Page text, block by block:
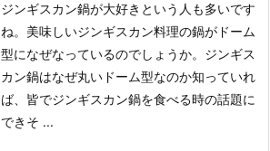
ジンギスカン鍋が大好きという人も多いです
ね。 美味しいジンギスカン料理の鍋がドーム
型になぜなっているのでしょうか。 ジンギス
カン鍋はなぜ丸いドーム型なのか知っていれ
ば、皆でジンギスカン鍋を食べる時の話題に
できそ ...